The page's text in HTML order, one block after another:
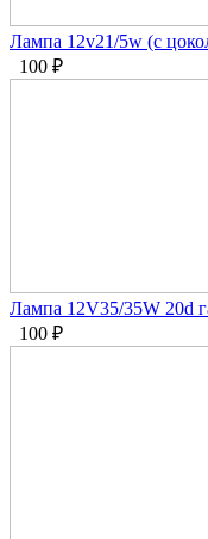
Лампа 12v21/5w (с
100 ₽
Лампа 12V35/35W 20d
100 ₽